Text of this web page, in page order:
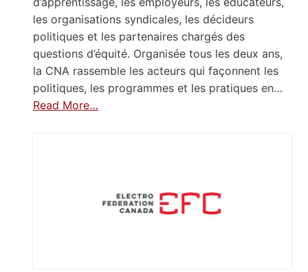
les organisations syndicales, les décideurs
politiques et les partenaires chargés des
questions d’équité. Organisée tous les deux ans,
la CNA rassemble les acteurs qui façonnent les
politiques, les programmes et les pratiques en…
Read More…